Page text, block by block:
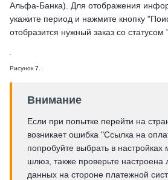
Альфа-Банка). Для отображения
укажите период и нажмите кнопку
отобразится нужный заказ со
Рисунок 7.
Внимание
Если при попытке перейти на
возникает ошибка "Ссылка на
попробуйте выбрать в настройках
шлюз, также проверьте настроена
данных на стороне платежной